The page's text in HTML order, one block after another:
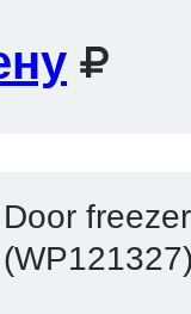
Door freezer